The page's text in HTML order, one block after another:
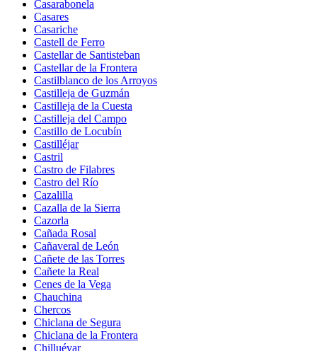
Casarabonela
Casares
Casariche
Castell de Ferro
Castellar de Santisteban
Castellar de la Frontera
Castilblanco de los Arroyos
Castilleja de Guzmán
Castilleja de la Cuesta
Castilleja del Campo
Castillo de Locubín
Castilléjar
Castril
Castro de Filabres
Castro del Río
Cazalilla
Cazalla de la Sierra
Cazorla
Cañada Rosal
Cañaveral de León
Cañete de las Torres
Cañete la Real
Cenes de la Vega
Chauchina
Chercos
Chiclana de Segura
Chiclana de la Frontera
Chilluévar